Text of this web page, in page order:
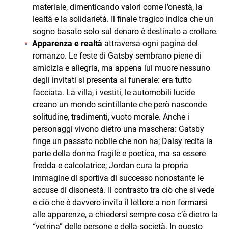
materiale, dimenticando valori come l’onestà, la
lealtà e la solidarietà. Il finale tragico indica che un
sogno basato solo sul denaro è destinato a crollare.
Apparenza e realtà attraversa ogni pagina del
romanzo. Le feste di Gatsby sembrano piene di
amicizia e allegria, ma appena lui muore nessuno
degli invitati si presenta al funerale: era tutto
facciata. La villa, i vestiti, le automobili lucide
creano un mondo scintillante che però nasconde
solitudine, tradimenti, vuoto morale. Anche i
personaggi vivono dietro una maschera: Gatsby
finge un passato nobile che non ha; Daisy recita la
parte della donna fragile e poetica, ma sa essere
fredda e calcolatrice; Jordan cura la propria
immagine di sportiva di successo nonostante le
accuse di disonestà. Il contrasto tra ciò che si vede
e ciò che è davvero invita il lettore a non fermarsi
alle apparenze, a chiedersi sempre cosa c’è dietro la
“vetrina” delle persone e della società. In questo